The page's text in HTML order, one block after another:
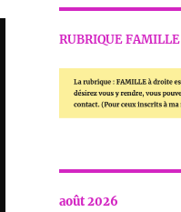
RUBRIQUE FAMILLE
août 2026